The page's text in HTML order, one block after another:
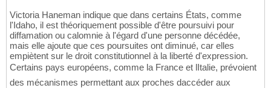
Victoria Haneman indique que dans certains États, comme
l'Idaho, il est théoriquement possible d'être poursuivi pour
diffamation ou calomnie à l'égard d'une personne décédée,
mais elle ajoute que ces poursuites ont diminué, car elles
empiètent sur le droit constitutionnel à la liberté d'expression.
Certains pays européens, comme la France et lItalie, prévoient
des mécanismes permettant aux proches daccéder aux